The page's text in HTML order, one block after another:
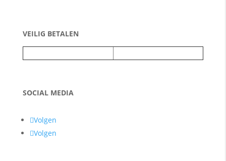
VEILIG BETALEN
SOCIAL MEDIA
Volgen
Volgen